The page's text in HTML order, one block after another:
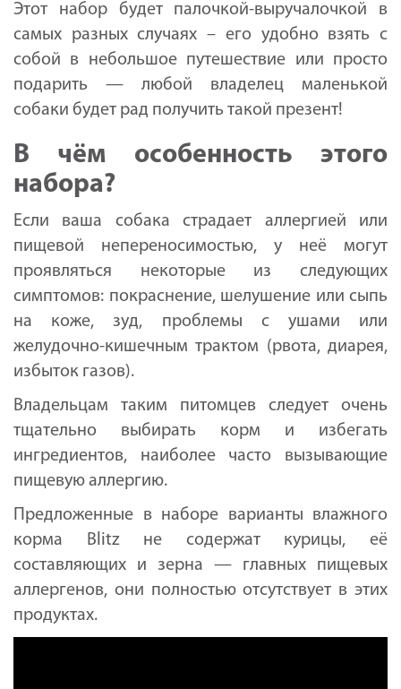
Этот набор будет палочкой-выручалочкой в
самых разных случаях – его удобно взять с
собой в небольшое путешествие или просто
подарить — любой владелец маленькой
собаки будет рад получить такой презент!
В чём особенность этого
набора?
Если ваша собака страдает аллергией или
пищевой непереносимостью, у неё могут
проявляться некоторые из следующих
симптомов: покраснение, шелушение или сыпь
на коже, зуд, проблемы с ушами или
желудочно-кишечным трактом (рвота, диарея,
избыток газов).
Владельцам таким питомцев следует очень
тщательно выбирать корм и избегать
ингредиентов, наиболее часто вызывающие
пищевую аллергию.
Предложенные в наборе варианты влажного
корма Blitz не содержат курицы, её
составляющих и зерна — главных пищевых
аллергенов, они полностью отсутствует в этих
продуктах.